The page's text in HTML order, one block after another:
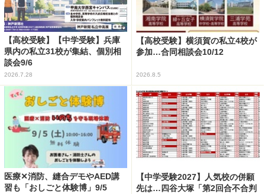
【高校受験】【中学受験】兵庫
県内の私立31校が集結、個別相
談会9/6
2026.7.28
【高校受験】横須賀の私立4校が
参加…合同相談会10/12
2026.8.5
医療✕消防、縫合デモやAED講
習も「おしごと体験博」9/5
【中学受験2027】人気校の併願
先は…四谷大塚「第2回合不合判